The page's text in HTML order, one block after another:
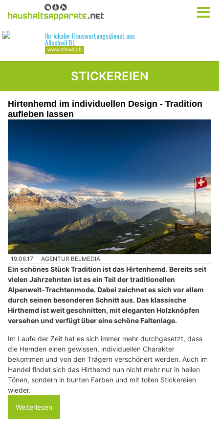
STICKEREIEN
Hirtenhemd im individuellen Design - Tradition
aufleben lassen
19.06.17 AGENTUR BELMEDIA
Ein schönes Stück Tradition ist das Hirtenhemd. Bereits seit
vielen Jahrzehnten ist es ein Teil der traditionellen
Alpenwelt-Trachtenmode. Dabei zeichnet es sich vor allem
durch seinen besonderen Schnitt aus. Das klassische
Hirthemd ist weit geschnitten, mit eleganten Holzknöpfen
versehen und verfügt über eine schöne Faltenlage.
Im Laufe der Zeit hat es sich immer mehr durchgesetzt, dass
die Hemden einen gewissen, individuellen Charakter
bekommen und von den Trägern verschönert werden. Auch im
Handel findet sich das Hirthemd nun nicht mehr nur in hellen
Tönen, sondern in bunten Farben und mit tollen Stickereien
wieder.
Weiterlesen